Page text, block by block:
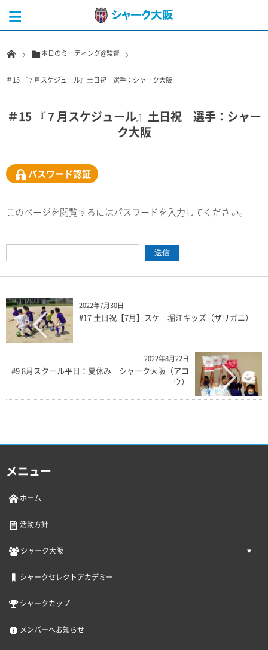
本日のミーティング@監督
＃15 『７月スケジュール』土日祝 選手：シャーク大阪
＃15 『７月スケジュール』土日祝 選手：シャー
ク大阪
パスワード認証
このページを閲覧するにはパスワードを入力してください。
2022年7月30日
#17 土日祝【7月】スケ 堀江キッズ（ザリガニ）
2022年8月22日
#9 8月スクール平日：夏休み シャーク大阪（アコ
ウ）
メニュー
ホーム
活動方針
シャーク大阪
シャークセレクトアカデミー
シャークカップ
メンバーへお知らせ